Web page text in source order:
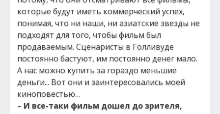
которые будут иметь коммерческий успех,
понимая, что ни наши, ни азиатские звезды не
подходят для того, чтобы фильм был
продаваемым. Сценаристы в Голливуде
постоянно бастуют, им постоянно денег мало.
А нас можно купить за гораздо меньшие
деньги... Вот они и заинтересовались моей
киноповестью…
– И все-таки фильм дошел до зрителя,